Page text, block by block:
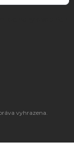
vyhrazena.